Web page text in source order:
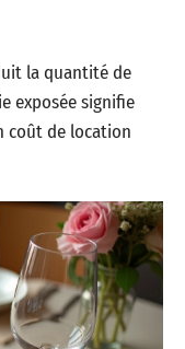
la quantité de
exposée signifie
coût de location